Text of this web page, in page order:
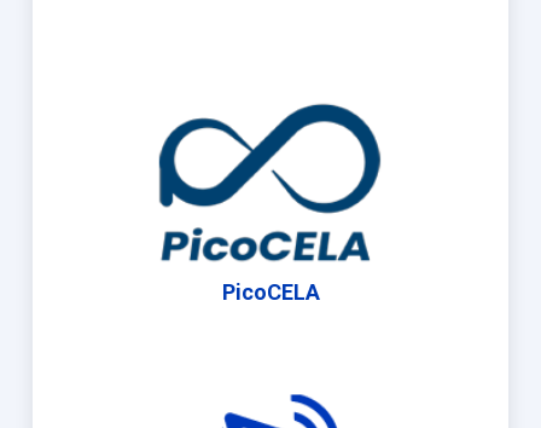
PicoCELA